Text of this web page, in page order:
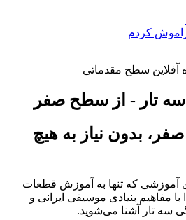
کردم
تار - از سطح صفر
بدون نیاز به هیچ
آموزشی که تنها به آموزش قطعات
با مفاهیم بنیادی موسیقی ایرانی و
سه تار آشنا می‌شوید.